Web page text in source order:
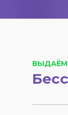
ВЫДАЁМ